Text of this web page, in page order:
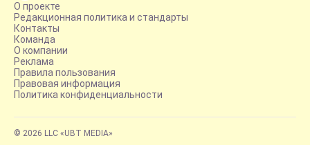
О проекте
Редакционная политика и стандарты
Контакты
Команда
О компании
Реклама
Правила пользования
Правовая информация
Политика конфиденциальности
© 2026 LLC «UBT MEDIA»